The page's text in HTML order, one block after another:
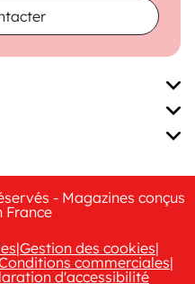
- Magazines conçus
France
|Gestion des cookies|
commerciales|
d'accessibilité